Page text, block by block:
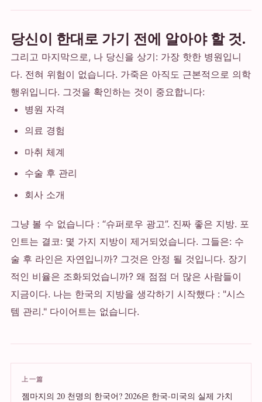
당신이 한대로 가기 전에 알아야 할 것.
그리고 마지막으로, 나 당신을 상기: 가장 핫한 병원입니
다. 전혀 위험이 없습니다. 가죽은 아직도 근본적으로 의학
행위입니다. 그것을 확인하는 것이 중요합니다:
병원 자격
의료 경험
마취 체계
수술 후 관리
회사 소개
그냥 볼 수 없습니다 : “슈퍼로우 광고”. 진짜 좋은 지방. 포
인트는 결코: 몇 가지 지방이 제거되었습니다. 그들은: 수
술 후 라인은 자연입니까? 그것은 안정 될 것입니다. 장기
적인 비율은 조화되었습니까? 왜 점점 더 많은 사람들이
지금이다. 나는 한국의 지방을 생각하기 시작했다 : "시스
템 관리." 다이어트는 없습니다.
上一篇
젬마지의 20 천명의 한국어? 2026은 한국-미국의 실제 가치